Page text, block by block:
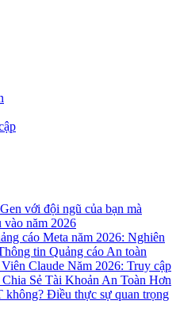
với đội ngũ của bạn mà
vào năm 2026
cáo Meta năm 2026: Nghiên
tin Quảng cáo An toàn
Claude Năm 2026: Truy cập
Sẻ Tài Khoản An Toàn Hơn
không? Điều thực sự quan trọng